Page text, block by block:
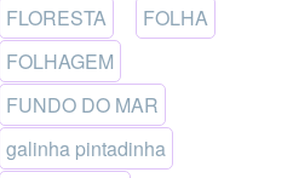
FLORESTA
FOLHA
FOLHAGEM
FUNDO DO MAR
galinha pintadinha